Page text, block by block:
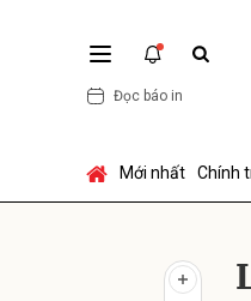
Đọc báo in
Mới nhất Chính